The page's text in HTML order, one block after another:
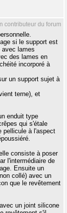
contributeur du forum
si le support est
avec lames
des lames en
incorporé à
un support sujet à
terne), et
enduit type
qui s'étale
pellicule à l'aspect
consiste à poser
l'intermédiaire de
Ensuite un
collé) avec un
que le revêtement
un joint silicone